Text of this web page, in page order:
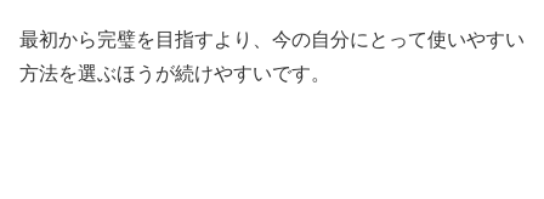
最初から完璧を目指すより、今の自分にとって使いやすい
方法を選ぶほうが続けやすいです。